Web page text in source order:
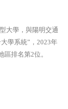
大學，與陽明交通
學系統”，2023年
區排名第2位。